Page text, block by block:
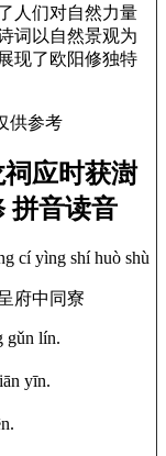
人们对自然力量
词以自然景观为
现了欧阳修独特
供参考
祠应时获澍
拼音读音
cí yìng shí huò shù
府中同寮
gǔn lín.
yīn.